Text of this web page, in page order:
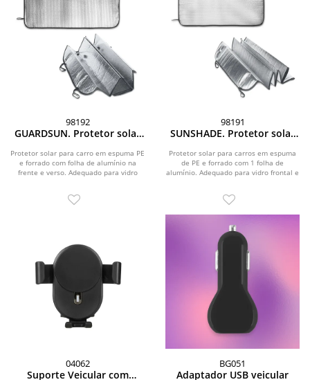
98192
GUARDSUN. Protetor solar
forrado com folha de
alumínio
Protetor solar para carro em espuma PE
e forrado com folha de alumínio na
frente e verso. Adequado para vidro
98191
SUNSHADE. Protetor solar
PE e forrado com 1 folha de
alumínio
Protetor solar para carros em espuma
de PE e forrado com 1 folha de
alumínio. Adequado para vidro frontal e
04062
Suporte Veicular com
BG051
Adaptador USB veicular